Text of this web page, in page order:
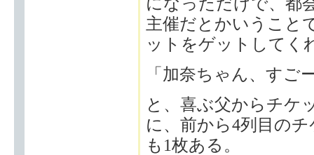
主催だとかいうこと
ットをゲットしてく
「加奈ちゃん、すご
と、喜ぶ父からチケ
に、前から4列目の
も1枚ある。